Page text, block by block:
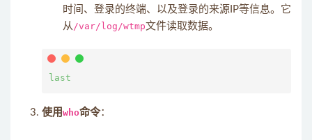
时间、登录的终端、以及登录的来源IP等信息。它
从/var/log/wtmp文件读取数据。
使用who命令：